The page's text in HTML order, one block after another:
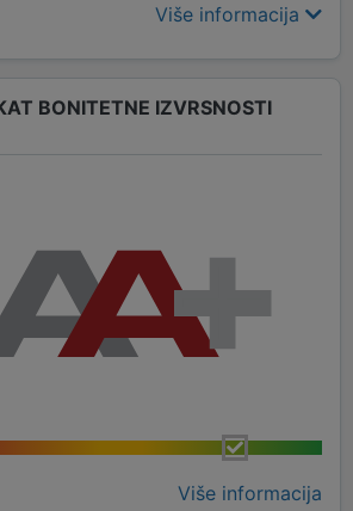
Više informacija
BONITETNE IZVRSNOSTI
Više informacija